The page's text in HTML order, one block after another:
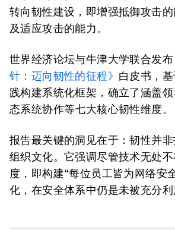
转向韧性建设，即增强抵御攻击
及适应攻击的能力。
世界经济论坛与牛津大学联合发布
针：迈向韧性的征程》 白皮书，
践构建系统化框架，确立了涵盖
态系统协作等七大核心韧性维度。
报告最关键的洞见在于：韧性并
组织文化。它强调尽管技术无处
度，即构建“每位员工皆为网络安
化，在安全体系中仍是未被充分利